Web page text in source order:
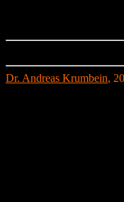
Dr. Andreas Krumbein,